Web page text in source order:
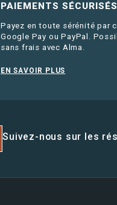
PAIEMENTS SÉCURISÉS
Payez en toute sérénité par
Google Pay ou PayPal.
sans frais avec Alma.
EN SAVOIR PLUS
Suivez-nous sur les